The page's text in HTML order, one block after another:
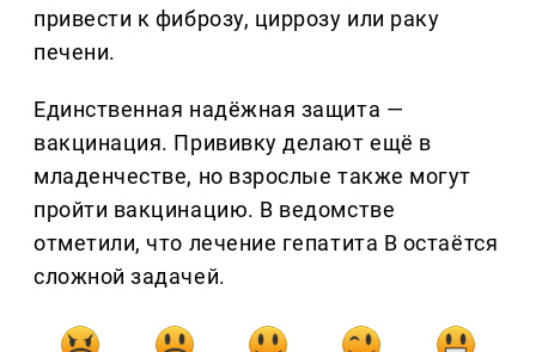
привести к фиброзу, циррозу или раку
печени.
Единственная надёжная защита —
вакцинация. Прививку делают ещё в
младенчестве, но взрослые также могут
пройти вакцинацию. В ведомстве
отметили, что лечение гепатита B остаётся
сложной задачей.